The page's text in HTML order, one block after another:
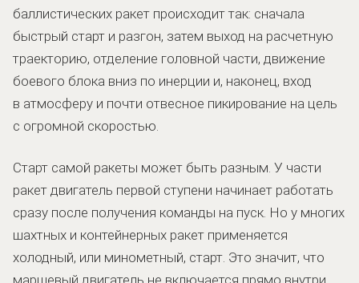
баллистических ракет происходит так: сначала
быстрый старт и разгон, затем выход на расчетную
траекторию, отделение головной части, движение
боевого блока вниз по инерции и, наконец, вход
в атмосферу и почти отвесное пикирование на цель
с огромной скоростью.
Старт самой ракеты может быть разным. У части
ракет двигатель первой ступени начинает работать
сразу после получения команды на пуск. Но у многих
шахтных и контейнерных ракет применяется
холодный, или минометный, старт. Это значит, что
маршевый двигатель не включается прямо внутри